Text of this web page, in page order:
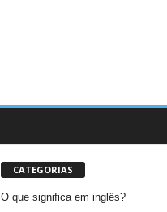
CATEGORIAS
O que significa em inglês?